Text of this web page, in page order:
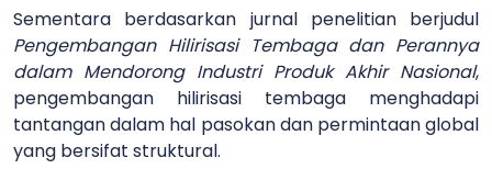
Sementara berdasarkan jurnal penelitian berjudul
Pengembangan Hilirisasi Tembaga dan Perannya
dalam Mendorong Industri Produk Akhir Nasional,
pengembangan hilirisasi tembaga menghadapi
tantangan dalam hal pasokan dan permintaan global
yang bersifat struktural.